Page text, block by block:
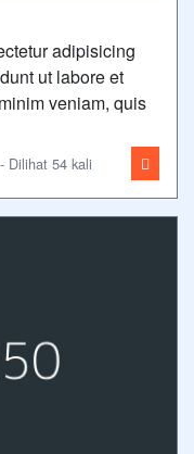
adipisicing
ut labore et
veniam, quis
Dilihat 54 kali